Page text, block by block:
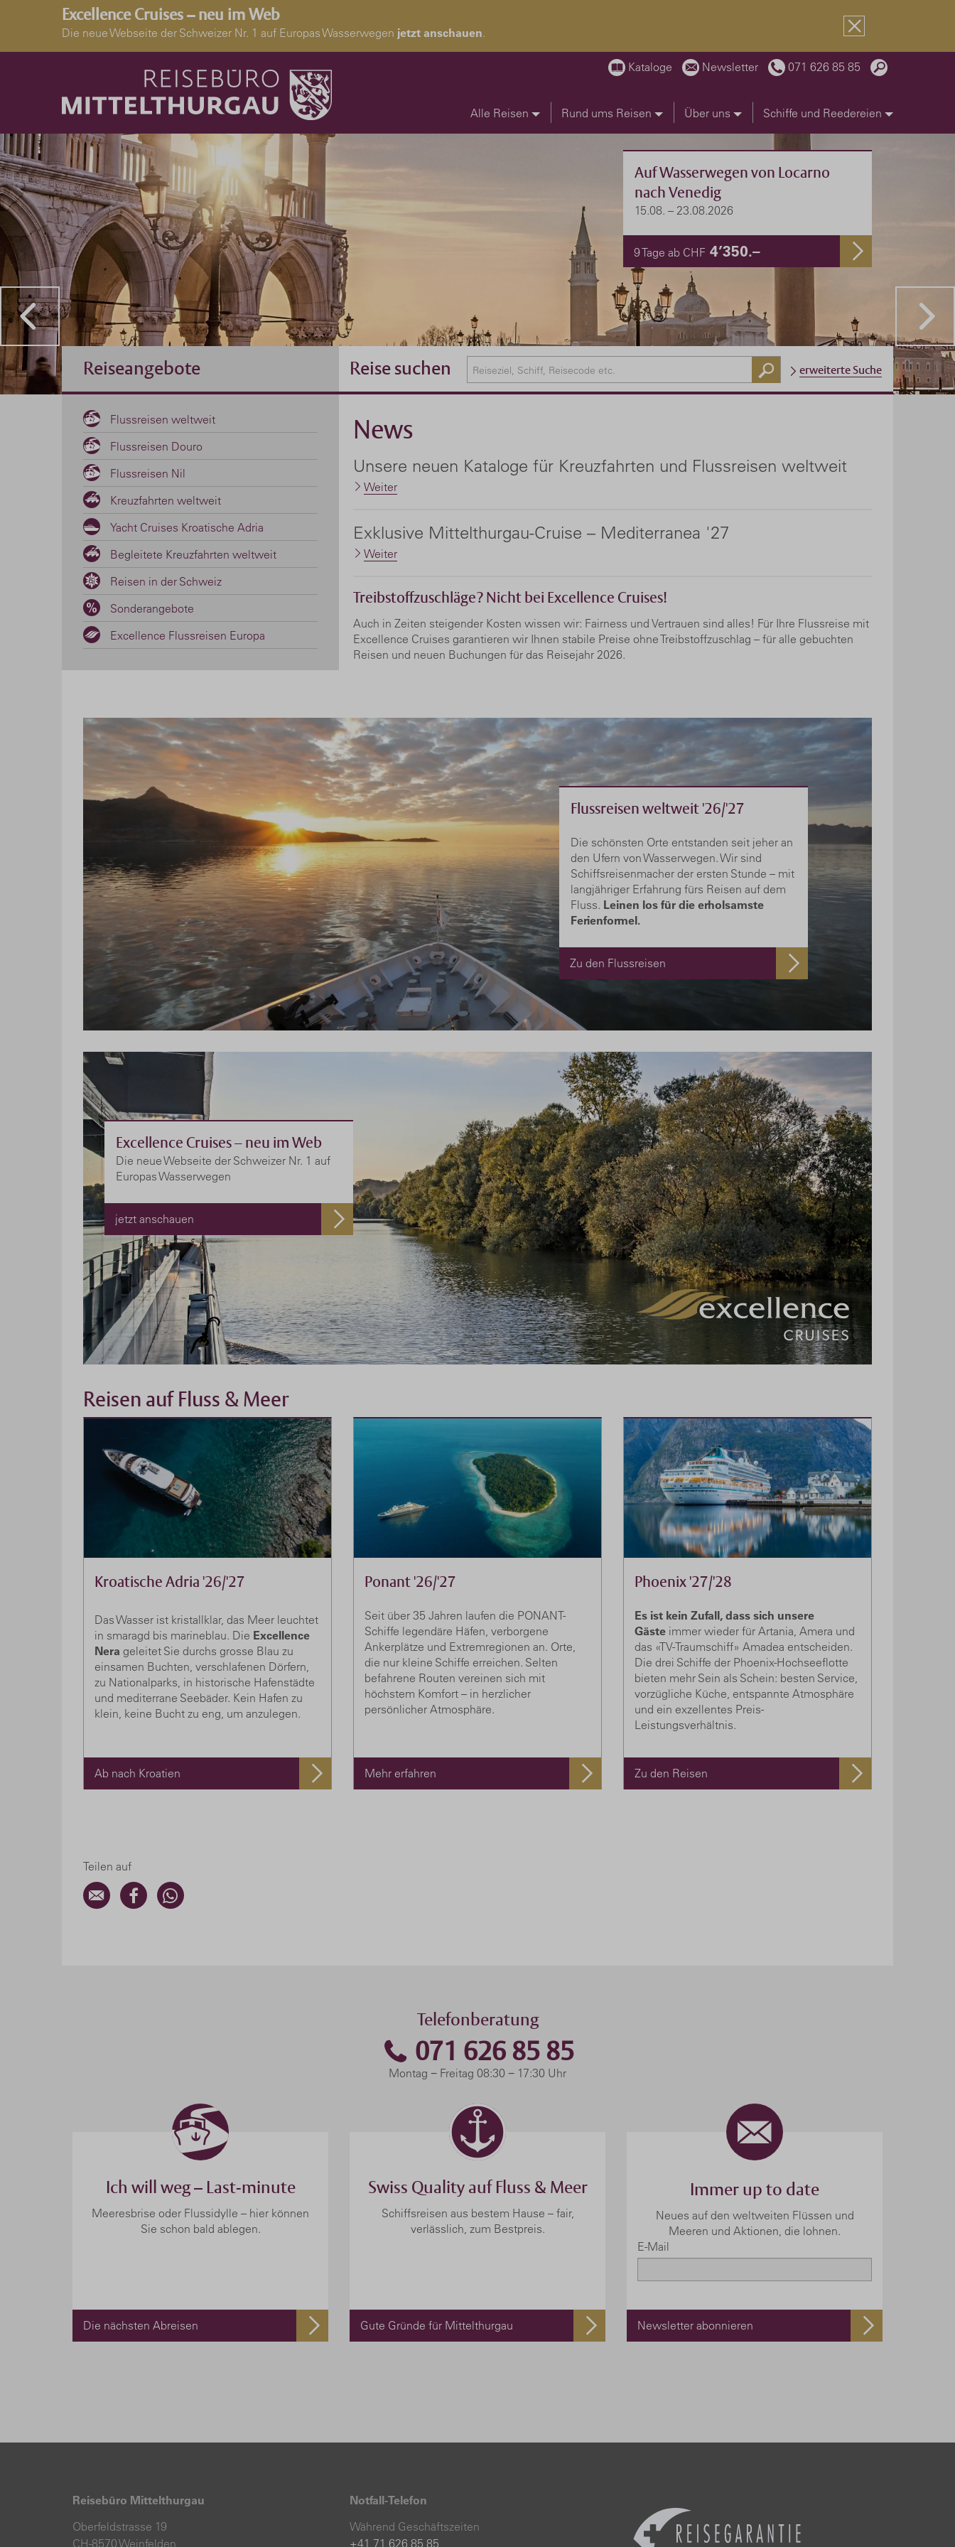
Excellence Cruises – neu im Web
Die neue Webseite der Schweizer Nr. 1 auf Europas Wasserwegen jetzt anschauen.
Kataloge Newsletter 071 626 85 85
Alle Reisen Rund ums Reisen Über uns Schiffe und Reedereien
Auf Wasserwegen von Locarno
nach Venedig
15.08. – 23.08.2026
9 Tage ab CHF 4’350.–
Reiseangebote
Flussreisen weltweit
Flussreisen Douro
Flussreisen Nil
Kreuzfahrten weltweit
Yacht Cruises Kroatische Adria
Begleitete Kreuzfahrten weltweit
Reisen in der Schweiz
Sonderangebote
Excellence Flussreisen Europa
Reise suchen erweiterte Suche
News
Unsere neuen Kataloge für Kreuzfahrten und Flussreisen weltweit
Weiter
Exklusive Mittelthurgau-Cruise – Mediterranea '27
Weiter
Treibstoffzuschläge? Nicht bei Excellence Cruises!
Auch in Zeiten steigender Kosten wissen wir: Fairness und Vertrauen sind alles! Für Ihre Flussreise mit
Excellence Cruises garantieren wir Ihnen stabile Preise ohne Treibstoffzuschlag – für alle gebuchten
Reisen und neuen Buchungen für das Reisejahr 2026.
Flussreisen weltweit '26/'27
Die schönsten Orte entstanden seit jeher an
den Ufern von Wasserwegen. Wir sind
Schiffsreisenmacher der ersten Stunde – mit
langjähriger Erfahrung fürs Reisen auf dem
Fluss. Leinen los für die erholsamste
Ferienformel.
Zu den Flussreisen
Excellence Cruises – neu im Web
Die neue Webseite der Schweizer Nr. 1 auf
Europas Wasserwegen
jetzt anschauen
Reisen auf Fluss & Meer
Kroatische Adria '26/'27
Das Wasser ist kristallklar, das Meer leuchtet
in smaragd bis marineblau. Die Excellence
Nera geleitet Sie durchs grosse Blau zu
einsamen Buchten, verschlafenen Dörfern,
zu Nationalparks, in historische Hafenstädte
und mediterrane Seebäder. Kein Hafen zu
klein, keine Bucht zu eng, um anzulegen.
Ab nach Kroatien
Ponant '26/'27
Seit über 35 Jahren laufen die PONANT-
Schiffe legendäre Häfen, verborgene
Ankerplätze und Extremregionen an. Orte,
die nur kleine Schiffe erreichen. Selten
befahrene Routen vereinen sich mit
höchstem Komfort – in herzlicher
persönlicher Atmosphäre.
Mehr erfahren
Phoenix '27/'28
Es ist kein Zufall, dass sich unsere
Gäste immer wieder für Artania, Amera und
das «TV-Traumschiff» Amadea entscheiden.
Die drei Schiffe der Phoenix-Hochseeflotte
bieten mehr Sein als Schein: besten Service,
vorzügliche Küche, entspannte Atmosphäre
und ein exzellentes Preis-
Leistungsverhältnis.
Zu den Reisen
Teilen auf
Telefonberatung
071 626 85 85
Montag − Freitag 08:30 − 17:30 Uhr
Ich will weg – Last-minute
Meeresbrise oder Flussidylle – hier können
Sie schon bald ablegen.
Die nächsten Abreisen
Swiss Quality auf Fluss & Meer
Schiffsreisen aus bestem Hause – fair,
verlässlich, zum Bestpreis.
Gute Gründe für Mittelthurgau
Immer up to date
Neues auf den weltweiten Flüssen und
Meeren und Aktionen, die lohnen.
E-Mail
Newsletter abonnieren
Reisebüro Mittelthurgau
Oberfeldstrasse 19
CH-8570 Weinfelden
Notfall-Telefon
Während Geschäftszeiten
+41 71 626 85 85